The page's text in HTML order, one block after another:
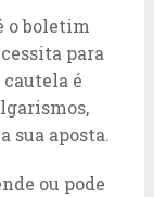
o boletim
para
é
sua aposta.
ou pode